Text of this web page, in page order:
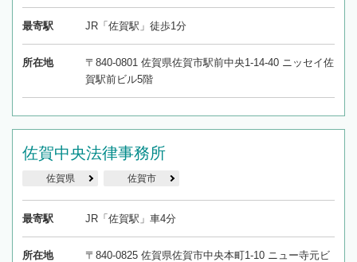
最寄駅 JR「佐賀駅」徒歩1分
所在地
〒840-0801 佐賀県佐賀市駅前中央1-14-40 ニッセイ佐
賀駅前ビル5階
佐賀中央法律事務所
佐賀県 佐賀市
最寄駅 JR「佐賀駅」車4分
所在地
〒840-0825 佐賀県佐賀市中央本町1-10 ニュー寺元ビ